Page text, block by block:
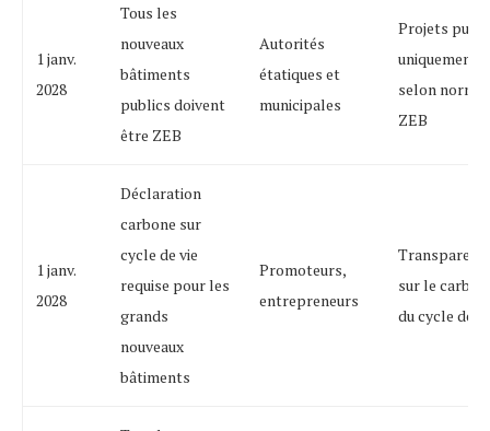
1 janv.
2028
Tous les
nouveaux
bâtiments
publics doivent
être ZEB
Autorités
étatiques et
municipales
Projets
uniquement
selon
ZEB
1 janv.
2028
Déclaration
carbone sur
cycle de vie
requise pour les
grands
nouveaux
bâtiments
Promoteurs,
entrepreneurs
sur le
du cycle de